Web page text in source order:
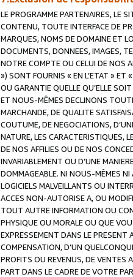
LE PROGRAMME PARTENAIRES, LE
CONTENU, TOUTE INTERFACE DE
MARQUES, NOMS DE DOMAINE ET
DOCUMENTS, DONNEES, IMAGES,
NOTRE COMPTE OU CELUI DE NOS
») SONT FOURNIS « EN L’ETAT » ET
OU GARANTIE QUELLE QU’ELLE
ET NOUS-MÊMES DECLINONS
MARCHANDE, DE QUALITE
COUTUME, DE NEGOCIATIONS,
NATURE, LES CARACTERISTIQUES,
DE NOS AFFILIES OU DE NOS
INVARIABLEMENT OU D’UNE
DOMMAGEABLE. NI NOUS-MÊMES
LOGICIELS MALVEILLANTS OU
ACCES NON-AUTORISE A, OU
TOUT AUTRE INFORMATION OU
PHYSIQUE OU MORALE OU QUE
EXPRESSEMENT DANS LE PRESENT
COMPENSATION, D’UN
PROFITS OU REVENUS, DE VENTES
PART DANS LE CADRE DE VOTRE